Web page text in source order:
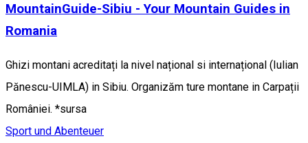
MountainGuide-Sibiu - Your Mountain Guides in
Romania
Ghizi montani acreditați la nivel național si internațional (Iulian
Pănescu-UIMLA) in Sibiu. Organizăm ture montane in Carpații
României. *sursa
Sport und Abenteuer